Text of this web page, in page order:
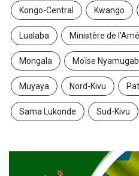
Kongo-Central Kwango
Lualaba Ministère de
Mongala Moïse
Muyaya Nord-Kivu
Sama Lukonde Sud-Kivu